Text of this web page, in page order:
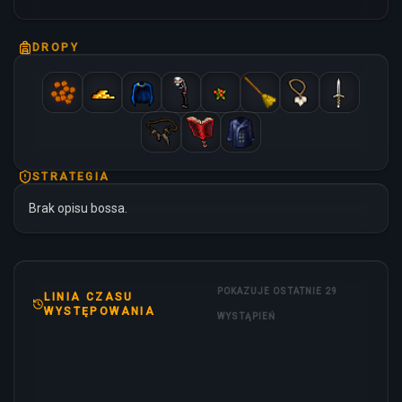
DROPY
STRATEGIA
Brak opisu bossa.
LINIA CZASU
WYSTĘPOWANIA
POKAZUJE OSTATNIE 29
WYSTĄPIEŃ